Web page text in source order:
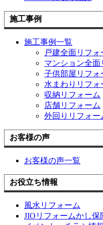
施工事例
施工事例一覧
戸建全面リフォ
マンション全面
子供部屋リフォ
水まわりリフォ
収納リフォーム
店舗リフォーム
外回りリフォー
お客様の声
お客様の声一覧
お役立ち情報
風水リフォーム
JIOリフォームかし保